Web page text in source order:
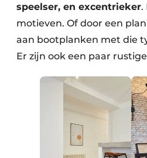
speelser, en excentrieker.
motieven. Of door een
aan bootplanken met die
Er zijn ook een paar